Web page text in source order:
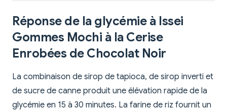
Réponse de la glycémie à Issei
Gommes Mochi à la Cerise
Enrobées de Chocolat Noir
La combinaison de sirop de tapioca, de sirop inverti et
de sucre de canne produit une élévation rapide de la
glycémie en 15 à 30 minutes. La farine de riz fournit un